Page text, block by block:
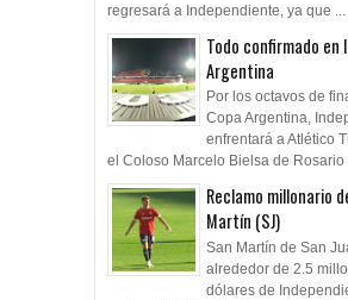
regresará a Independiente, ya que ...
Todo confirmado en
Argentina
Por los octavos de
Copa Argentina,
enfrentará a Atlético
el Coloso Marcelo Bielsa de Rosario
Reclamo millonario
Martín (SJ)
San Martín de San
alrededor de 2.5
dólares de